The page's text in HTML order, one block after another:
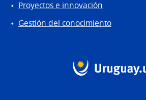
Proyectos e innovación
Gestión del conocimiento